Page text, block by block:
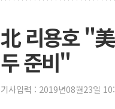
北 리용호 "
두 준비"
기사입력 : 2019년08월23일